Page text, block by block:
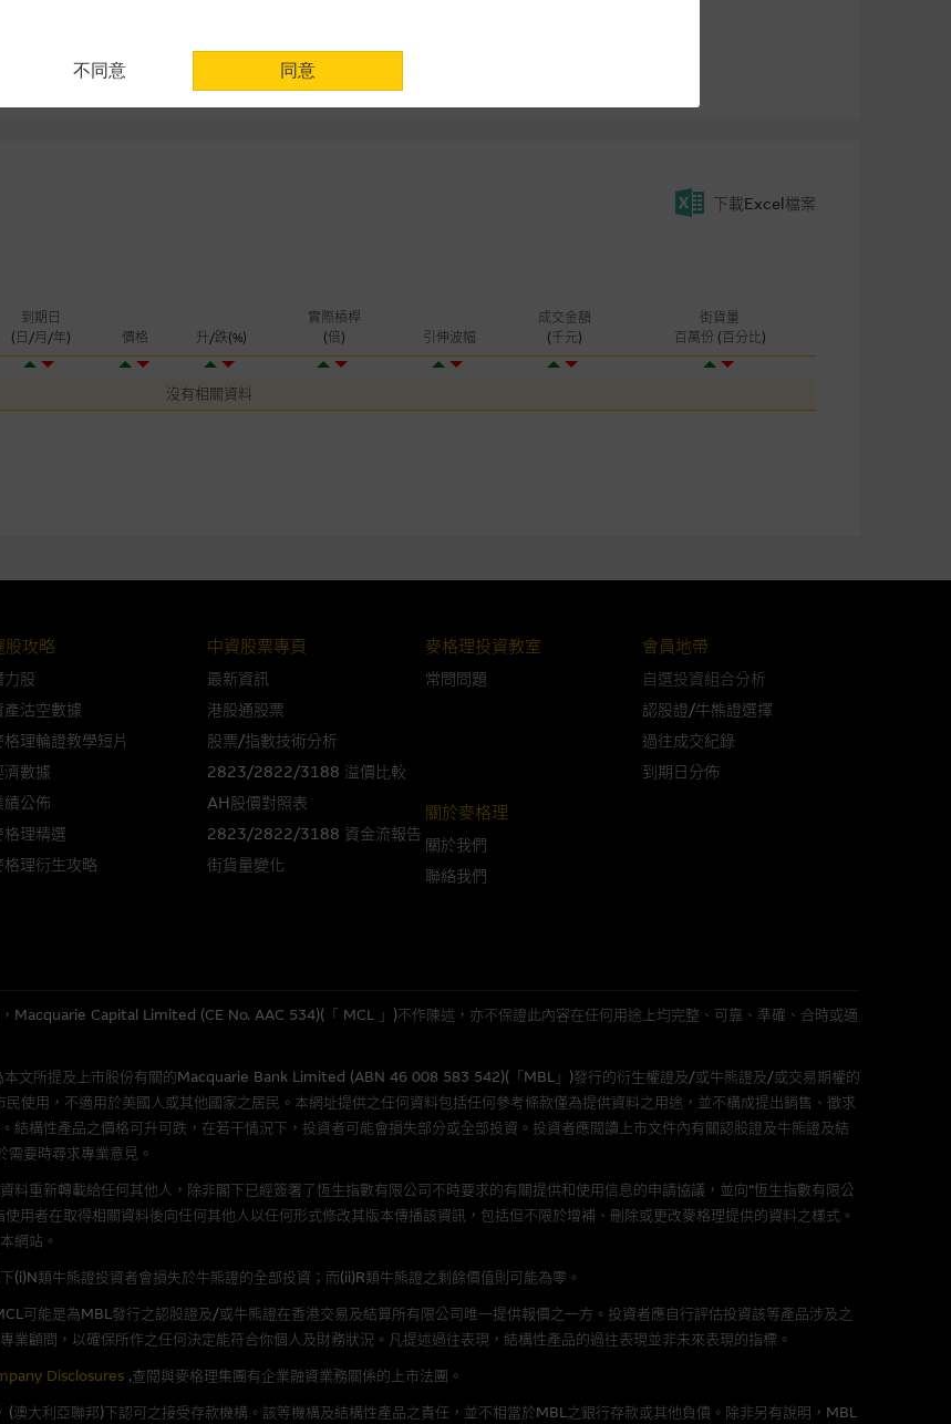
下載Excel檔案
到期日
(日/月/年)
價格 升/跌(%)
實際槓桿
(倍)
引伸波幅
成交金額
(千元)
街貨量
百萬份 (百分比)
沒有相關資料
之來源，且均以真誠提供。惟麥格理集團並無核實所有網站內容，故就閣下的目的而言，網站內容可能
有義務更新網站內容，或修正任何其後變為明顯失實之地方。網站內容所載的意見、預測及其他資料可
分析為準確、完整或合理。我們不作陳述，亦不保證任何所示的指示表現或回報將來會實現。過去業
在所示日期時認為可靠之來源，且均以真誠提供，然而，麥格理集團不作陳述，亦不保證網站內容在任
料。產品的過去業績並不保證或預測將來表現。
靠、完整、合時及準確，對任何因任何形式(包括疏忽)由於網站內容的錯誤、失實、遺漏、或任何人士對
需要，請徵詢獨立之專業意見。牛熊證備有強制贖回機制可能被提早終止，届時(i) N類牛熊證投資者會
網站的連結。此等連結純為方便閣下取得更多關於市場上相關產品及機構的資訊。麥格理集團對此等網
何操控權，因此對此等網站的內容及所介紹服務或產品是否準確或合適，不作任何聲明。麥格理集團建
查詢。此外，載有第三者網站的連結，不應視為該第三者推介本網站。
理集團並非授權網站瀏覽者複製此等網站的任何內容，因該等內容可能屬他人的知識產權。
在法律容許的所有範圍內，概不負責經由本網站使用或下載任何軟件(不論是否屬於第三者)而出現電腦
括但不限於數據遺失、業務運作受干擾及盈利虧損)。
而言，認股證及/或牛熊證之條款及條件以及發行商的財務與其他資料已載列於基本上市文件及相關之
版見於本網站。
何其他形式傳遞本網站的內容。
不同意 同意
股攻略
力股
產沽空數據
格理輪證教學短片
濟數據
績公佈
格理精選
格理衍生攻略
中資股票專頁
最新資訊
港股通股票
股票/指數技術分析
2823/2822/3188 溢價比較
AH股價對照表
2823/2822/3188 資金流報告
街貨量變化
麥格理投資教室
常問問題
會員地帶
自選投資組合分析
認股證/牛熊證選擇
過往成交紀錄
到期日分佈
關於麥格理
關於我們
聯絡我們
Macquarie Capital Limited (CE No. AAC 534)(「 MCL 」)不作陳述，亦不保證此內容在任何用途上均完整、可靠、準確、合時或適
本文所提及上市股份有關的Macquarie Bank Limited (ABN 46 008 583 542)(「MBL」)發行的衍生權證及/或牛熊證及/或交易期權的
使用，不適用於美國人或其他國家之居民。本網址提供之任何資料包括任何參考條款僅為提供資料之用途，並不構成提出銷售、徵求
結構性產品之價格可升可跌，在若干情況下，投資者可能會損失部分或全部投資。投資者應閱讀上市文件內有關認股證及牛熊證及結
要時尋求專業意見。
重新轉載給任何其他人，除非閣下已經簽署了恆生指數有限公司不時要求的有關提供和使用信息的申請協議，並向“恆生指數有限公
用者在取得相關資料後向任何其他人以任何形式修改其版本傳播該資訊，包括但不限於增補、刪除或更改麥格理提供的資料之樣式。
網站。
類牛熊證投資者會損失於牛熊證的全部投資；而(ii)R類牛熊證之剩餘價值則可能為零。
可能是為MBL發行之認股證及/或牛熊證在香港交易及結算所有限公司唯一提供報價之一方。投資者應自行評估投資該等產品涉及之
顧問，以確保所作之任何決定能符合你個人及財務狀況。凡提述過往表現，結構性產品的過往表現並非未來表現的指標。
Disclosures ,查閱與麥格理集團有企業融資業務關係的上市法團。
大利亞聯邦)下認可之接受存款機構。該等機構及結構性產品之責任，並不相當於MBL之銀行存款或其他負債。除非另有說明，MBL